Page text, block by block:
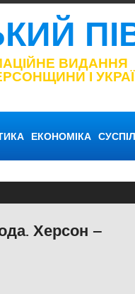
ВИДАННЯ
І
ЕКОНОМІКА
Херсон –